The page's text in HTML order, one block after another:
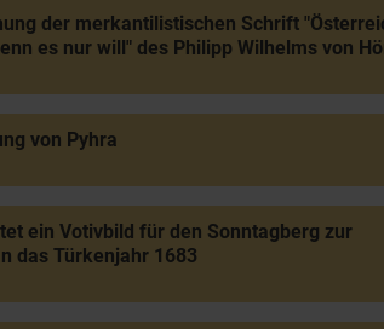
der merkantilistischen Schrift
es nur will" des Philipp Wilhelms von
von Pyhra
ein Votivbild für den Sonntagberg zur
das Türkenjahr 1683